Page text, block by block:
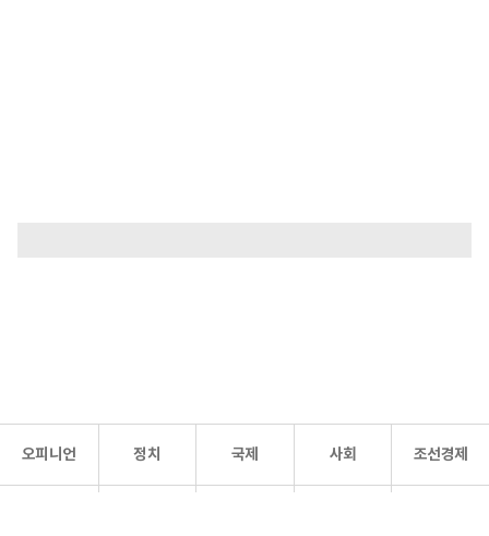
오피니언 정치 국제 사회 조선경제